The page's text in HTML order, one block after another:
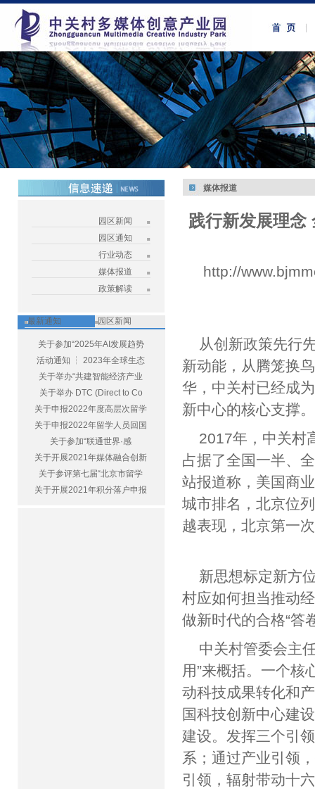
园区新闻
园区通知
行业动态
媒体报道
政策解读
最新通知 园区新闻
关于参加“2025年AI发展趋势
活动通知 ┆ 2023年全球生态
关于举办“共建智能经济产业
关于举办 DTC (Direct to Co
关于申报2022年度高层次留学
关于申报2022年留学人员回国
关于参加“联通世界·感
关于开展2021年媒体融合创新
关于参评第七届“北京市留学
关于开展2021年积分落户申报
媒体报道
践行新发展理
http://
从创新政策先行
新动能，从腾笼换
华，中关村已经成
新中心的核心
2017年，中关村
占据了全国一半、
站报道称，美国商
城市排名，北京位
越表现，北京第一
新思想标定新方
村应如何担当推动
做新时代的合格
中关村管委会主
用”来概括。一个核
动科技成果转化和
国科技创新中心建
建设。发挥三个引
系；通过产业引领
引领，辐射带动十